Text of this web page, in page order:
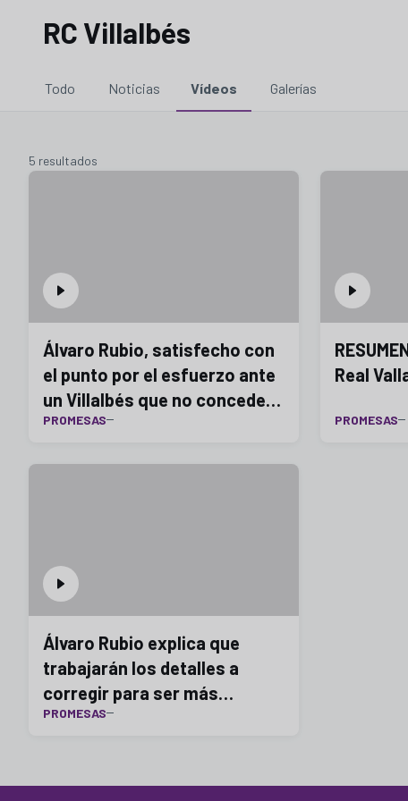
RC Villalbés
Todo Noticias Vídeos Galerías
5 resultados
Álvaro Rubio, satisfecho con
el punto por el esfuerzo ante
un Villalbés que no concede
mucho
PROMESAS
Real
PROMESAS
Álvaro Rubio explica que
trabajarán los detalles a
corregir para ser más
seguros y contundentes
PROMESAS